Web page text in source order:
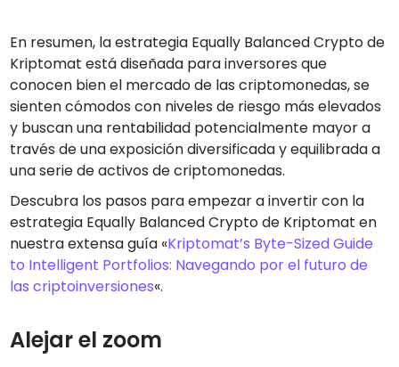
En resumen, la estrategia Equally Balanced Crypto de
Kriptomat está diseñada para inversores que
conocen bien el mercado de las criptomonedas, se
sienten cómodos con niveles de riesgo más elevados
y buscan una rentabilidad potencialmente mayor a
través de una exposición diversificada y equilibrada a
una serie de activos de criptomonedas.
Descubra los pasos para empezar a invertir con la
estrategia Equally Balanced Crypto de Kriptomat en
nuestra extensa guía «Kriptomat’s Byte-Sized Guide
to Intelligent Portfolios: Navegando por el futuro de
las criptoinversiones«.
Alejar el zoom